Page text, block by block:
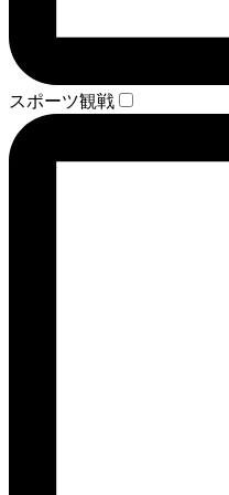
スポーツ観戦